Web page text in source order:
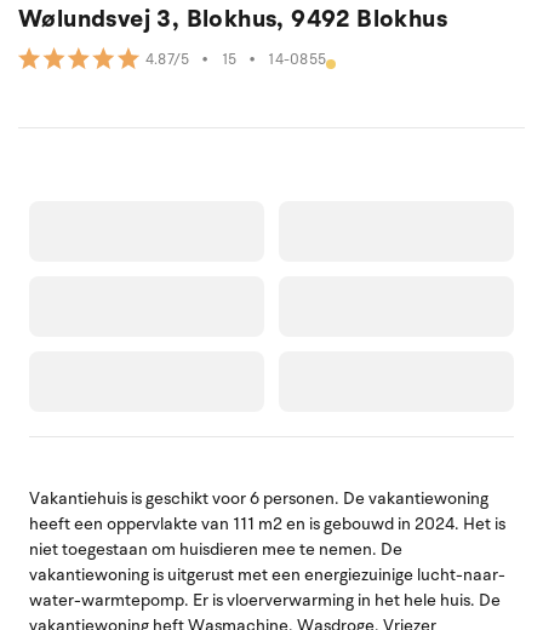
Wølundsvej 3, Blokhus, 9492 Blokhus
4.87/5 • 15 • 14-0855
Vakantiehuis is geschikt voor 6 personen. De vakantiewoning
heeft een oppervlakte van 111 m2 en is gebouwd in 2024. Het is
niet toegestaan om huisdieren mee te nemen. De
vakantiewoning is uitgerust met een energiezuinige lucht-naar-
water-warmtepomp. Er is vloerverwarming in het hele huis. De
vakantiewoning heft Wasmachine. Wasdroge. Vriezer